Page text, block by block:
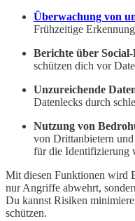
Überwachung von
Frühzeitige
Berichte über
schützen dich vor
Unzureichende
Datenlecks durch
Nutzung von
von Drittanbietern
für die Identifizierung
Mit diesen Funktionen wird
nur Angriffe abwehrt,
Du kannst Risiken
schützen.